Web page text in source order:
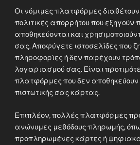
Οι νόμιμες πλατφόρμες
πολιτικές απορρήτου που εξηγούν
αποθηκεύονται και
σας. Αποφύγετε ιστοσελίδες που
πληροφορίες ή δεν παρέχουν
λογαριασμού σας. Είναι
πλατφόρμες που δεν αποθηκεύουν
πιστωτικής σας κάρτας.
Επιπλέον, πολλές πλατφόρμες
ανώνυμες μεθόδους πληρωμής,
προπληρωμένες κάρτες ή